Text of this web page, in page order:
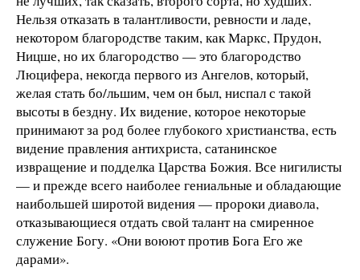
Нельзя отказать в талантливости, ревности и ладе,
некотором благородстве таким, как Маркс, Прудон,
Ницше, но их благородство — это благородство
Люцифера, некогда первого из Ангелов, который,
желая стать бо/льшим, чем он был, ниспал с такой
высоты в бездну. Их видение, которое некоторые
принимают за род более глубокого христианства, есть
видение правления антихриста, сатанинское
извращение и подделка Царства Божия. Все нигилисты
— и прежде всего наиболее гениальные и обладающие
наибольшей широтой видения — пророки диавола,
отказывающиеся отдать свой талант на смиренное
служение Богу. «Они воюют против Бога Его же
дарами».